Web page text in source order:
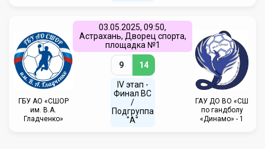
ГБУ АО «СШОР
им. В.А.
Гладченко»
03.05.2025, 09:50,
Астрахань, Дворец спорта,
площадка №1
9 14
IV этап -
Финал ВС
/
Подгруппа
"А"
ГАУ ДО ВО «СШ
по гандболу
«Динамо» - 1